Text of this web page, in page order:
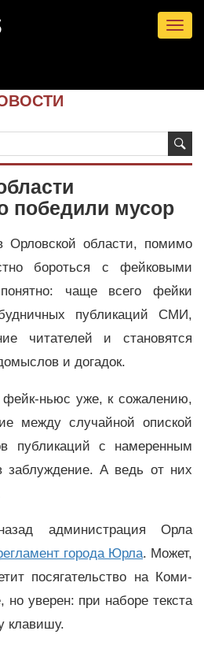
победили мусор
Орловской области, помимо
бороться с фейковыми
чаще всего фейки
публикаций СМИ,
читателей и становятся
и догадок.
ньюс уже, к сожалению,
между случайной опиской
публикаций с намеренным
заблуждение. А ведь от них
администрация Орла
города Юрла. Может,
посягательство на Коми-
но уверен: при наборе текста
клавишу.